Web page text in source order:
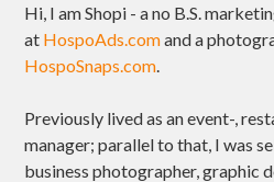
Hi, I am Shopi - a no B.S.
at HospoAds.comand a
HospoSnaps.com.
Previously lived as an event-,
manager; parallel to that, I was
business photographer, graphic